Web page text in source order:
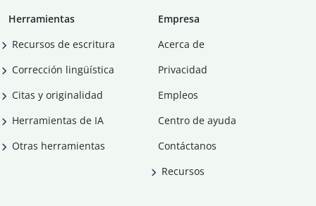
Herramientas
Recursos de escritura
Corrección lingüística
Citas y originalidad
Herramientas de IA
Otras herramientas
Empresa
Acerca de
Privacidad
Empleos
Centro de ayuda
Contáctanos
Recursos